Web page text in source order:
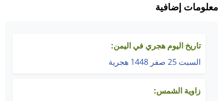
معلومات إضافية
تاريخ اليوم هجري في اليمن:
السبت 25 صفر 1448 هجرية
زاوية الشمس: